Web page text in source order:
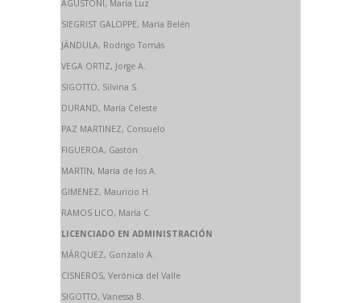
AGUSTONI, María Luz
SIEGRIST GALOPPE, María Belén
JÁNDULA, Rodrigo Tomás
VEGA ORTIZ, Jorge A.
SIGOTTO, Silvina S.
DURAND, María Celeste
PAZ MARTINEZ, Consuelo
FIGUEROA, Gastón
MARTIN, María de los A.
GIMENEZ, Mauricio H.
RAMOS LICO, María C.
LICENCIADO EN ADMINISTRACIÓN
MÁRQUEZ, Gonzalo A.
CISNEROS, Verónica del Valle
SIGOTTO, Vanessa B.